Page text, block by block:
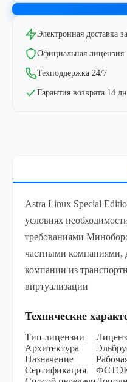
Электронная доставка
Официальная лицензия
Техподдержка 24/7
Гарантия возврата 14
Astra Linux Special
условиях
требованиями
частными компаниями,
компании из
виртуализации
Технические
Тип лицензии
Архитектура
Назначение
Сертификация